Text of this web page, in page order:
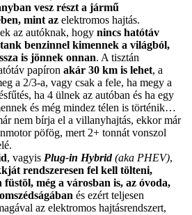
vesz részt a jármű
mint az elektromos hajtás.
az autóknak, hogy nincs hatótáv
benzinnel kimennek a világból,
is jönnek onnan. A tisztán
papíron akár 30 km is lehet, a
a 2/3-a, vagy csak a fele, ha megy a
ha 4 ülnek az autóban és ha egy
és még mindez télen is történik…
nem bírja el a villanyhajtás, ekkor már
pöfög, mert 2+ tonnát vonszol
, vagyis Plug-in Hybrid(aka PHEV),
rendszeresen fel kell tölteni,
még a városban is, az óvoda,
és ezért teljesen
az elektromos hajtásrendszert,